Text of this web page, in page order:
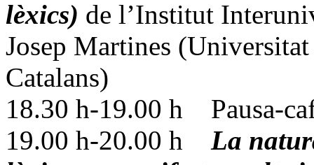
lèxics) de l’Institut
Josep Martines
Catalans)
18.30 h-19.00 h Pausa-
19.00 h-20.00 h La